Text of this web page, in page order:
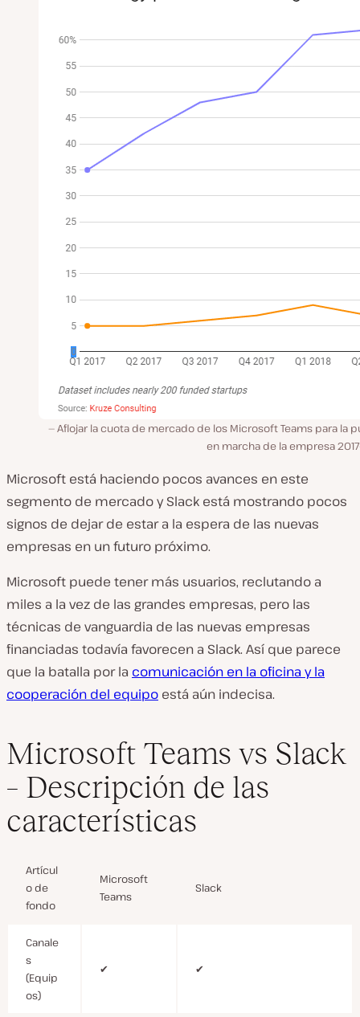
Aflojar la cuota de mercado de los Microsoft Teams para la
en marcha de la empresa
Microsoft está haciendo pocos avances en este
segmento de mercado y Slack está mostrando pocos
signos de dejar de estar a la espera de las nuevas
empresas en un futuro próximo.
Microsoft puede tener más usuarios, reclutando a
miles a la vez de las grandes empresas, pero las
técnicas de vanguardia de las nuevas empresas
financiadas todavía favorecen a Slack. Así que parece
que la batalla por la comunicación en la oficina y la
cooperación del equipo está aún indecisa.
Microsoft Teams vs Slack
– Descripción de las
características
Artícul
o de
fondo
Microsoft
Teams
Slack
Canale
s
(Equip
os)
✔ ✔